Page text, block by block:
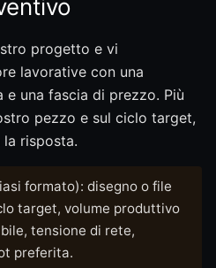
progetto e vi
lavorative con una
una fascia di prezzo. Più
pezzo e sul ciclo target,
risposta.
formato): disegno o file
target, volume produttivo
tensione di rete,
preferita.